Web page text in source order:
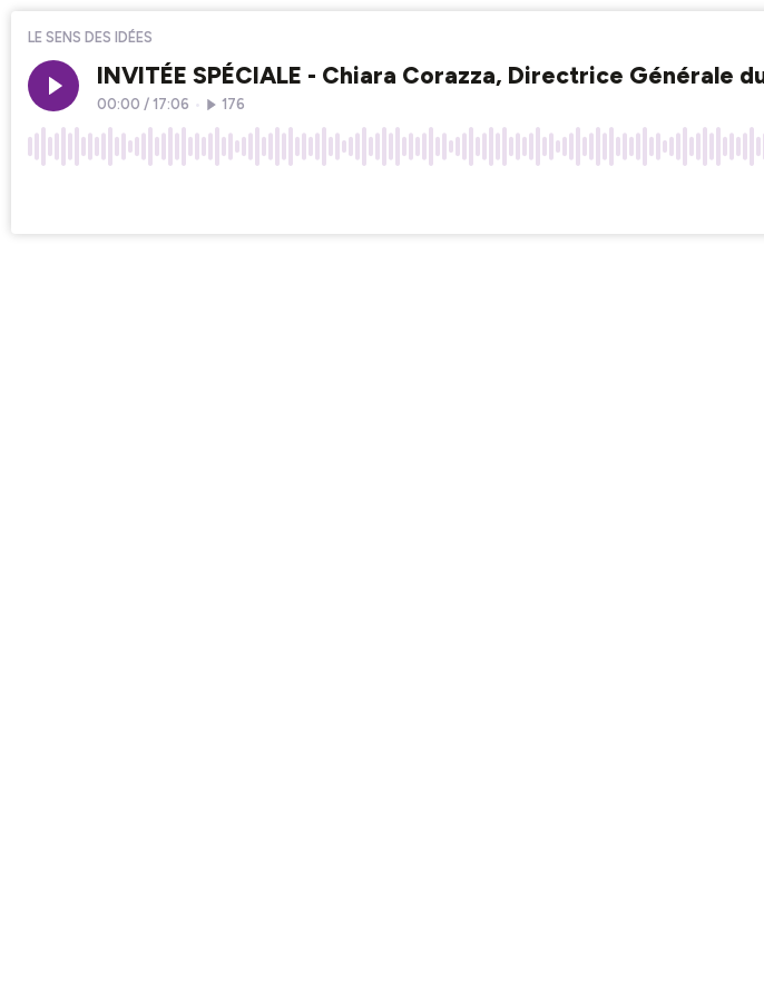
LE SENS DES IDÉES
INVITÉE SPÉCIALE - Chiara Corazza, Directrice Générale
00:00 /17:06 176